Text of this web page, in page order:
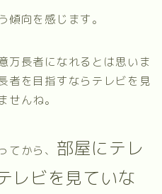
傾向を感じます。
万長者になれるとは思いま
者を目指すならテレビを見
せんね。
てから、 部屋にテレ
レビを見ていな